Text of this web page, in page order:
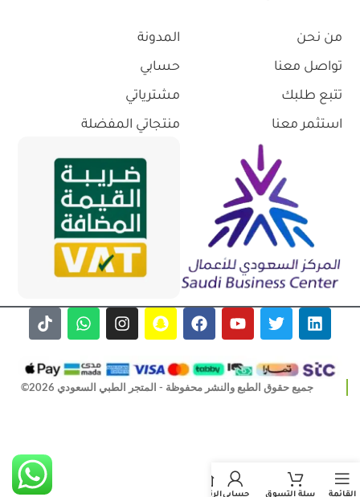
من نحن
تواصل معنا
تتبع طلبك
استثمر معنا
المدونة
حسابي
مشترياتي
منتجاتي المفضلة
جميع حقوق الطبع والنشر محفوظة - المتجر الطبي السعودي 2026©
القائمة سلة التسوق حسابيالرئيسية